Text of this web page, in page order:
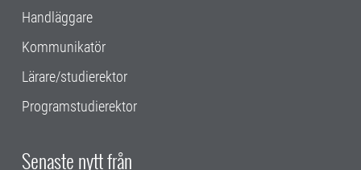
Handläggare
Kommunikatör
Lärare/studierektor
Programstudierektor
Senaste nytt från